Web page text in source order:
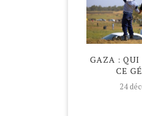
GAZA : QUI
CE
24